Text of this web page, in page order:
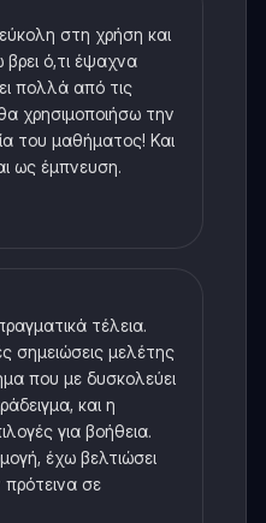
στη χρήση και
ό,τι έψαχνα
πολλά από τις
χρησιμοποιήσω την
του μαθήματος! Και
ως έμπνευση.
τέλεια.
σημειώσεις μελέτης
που με δυσκολεύει
και η
για βοήθεια.
έχω βελτιώσει
σε